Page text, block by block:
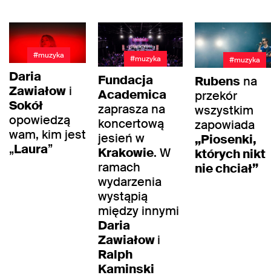
#muzyka
Daria
Zawiałow i
Sokół
opowiedzą
wam, kim jest
„Laura”
#muzyka
Fundacja
Academica
zaprasza na
koncertową
jesień w
Krakowie. W
ramach
wydarzenia
wystąpią
między innymi
Daria
Zawiałowi
Ralph
Kaminski
#muzyka
Rubens na
przekór
wszystkim
zapowiada
„Piosenki,
których nikt
nie chciał”